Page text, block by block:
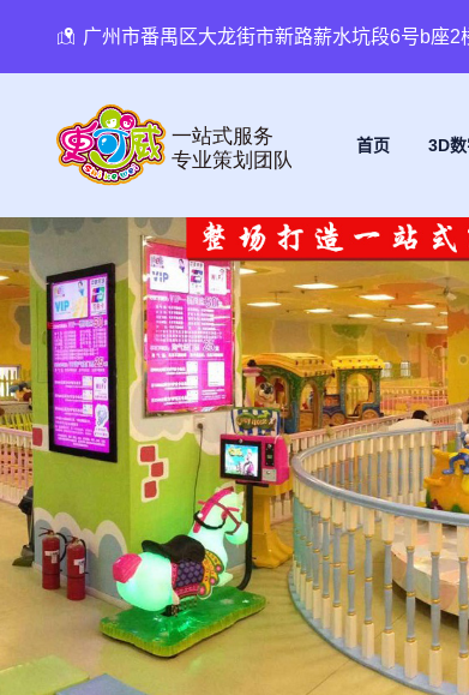
广州市番禺区大龙街市新路薪水坑段6号b座2
首页 3D